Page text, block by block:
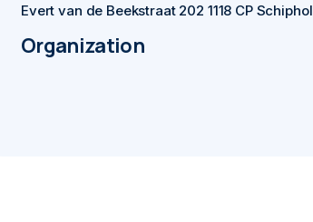
Evert van de Beekstraat 202 1118 CP Schiphol
Organization